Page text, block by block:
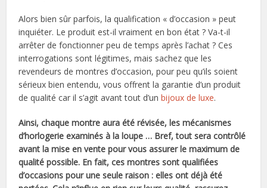
Alors bien sûr parfois, la qualification « d’occasion » peut
inquiéter. Le produit est-il vraiment en bon état ? Va-t-il
arrêter de fonctionner peu de temps après l’achat ? Ces
interrogations sont légitimes, mais sachez que les
revendeurs de montres d’occasion, pour peu qu’ils soient
sérieux bien entendu, vous offrent la garantie d’un produit
de qualité car il s’agit avant tout d’unbijoux de luxe.
Ainsi, chaque montre aura été révisée, les mécanismes
d’horlogerie examinés à la loupe … Bref, tout sera contrôlé
avant la mise en vente pour vous assurer le maximum de
qualité possible. En fait, ces montres sont qualifiées
d’occasions pour une seule raison : elles ont déjà été